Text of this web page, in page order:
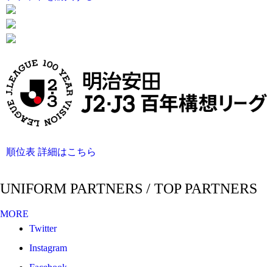
順位表 詳細はこちら
UNIFORM PARTNERS / TOP PARTNERS
MORE
Twitter
Instagram